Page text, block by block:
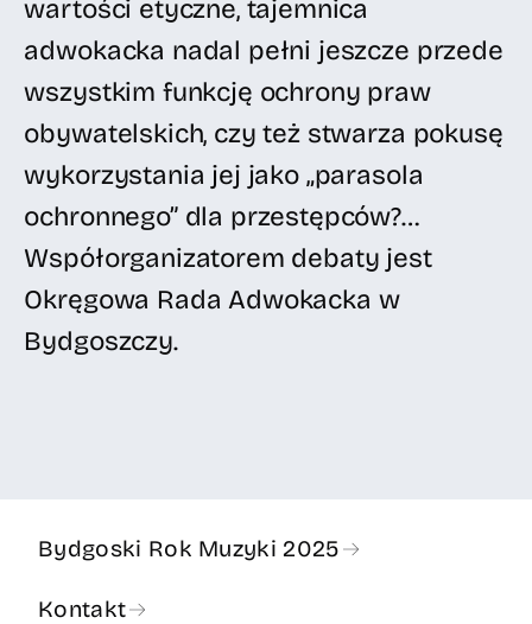
wartości etyczne, tajemnica
adwokacka nadal pełni jeszcze przede
wszystkim funkcję ochrony praw
obywatelskich, czy też stwarza pokusę
wykorzystania jej jako „parasola
ochronnego” dla przestępców?…
Współorganizatorem debaty jest
Okręgowa Rada Adwokacka w
Bydgoszczy.
Bydgoski Rok Muzyki 2025
Kontakt